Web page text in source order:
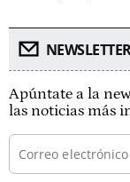
Apúntate a la
las noticias más